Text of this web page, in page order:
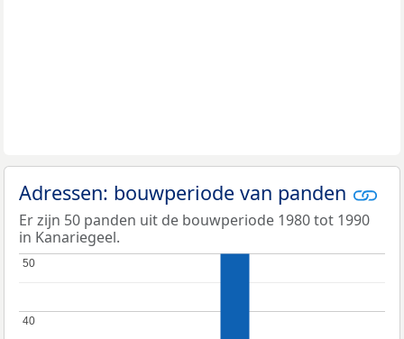
Adressen: bouwperiode van panden
Er zijn 50 panden uit de bouwperiode 1980 tot 1990
in Kanariegeel.
40
40
50
50